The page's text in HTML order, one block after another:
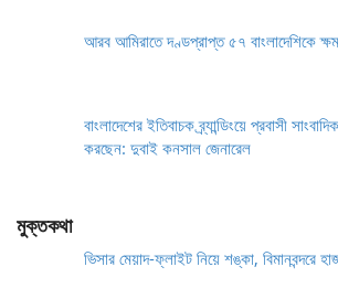
আরব আমিরাতে দণ্ডপ্রাপ্ত ৫৭ বাংলাদেশিকে
বাংলাদেশের ইতিবাচক ব্র্যান্ডিংয়ে প্রবাসী
করছেন: দুবাই কনসাল জেনারেল
মুক্তকথা
ভিসার মেয়াদ-ফ্লাইট নিয়ে শঙ্কা, বিমানবন্দরে